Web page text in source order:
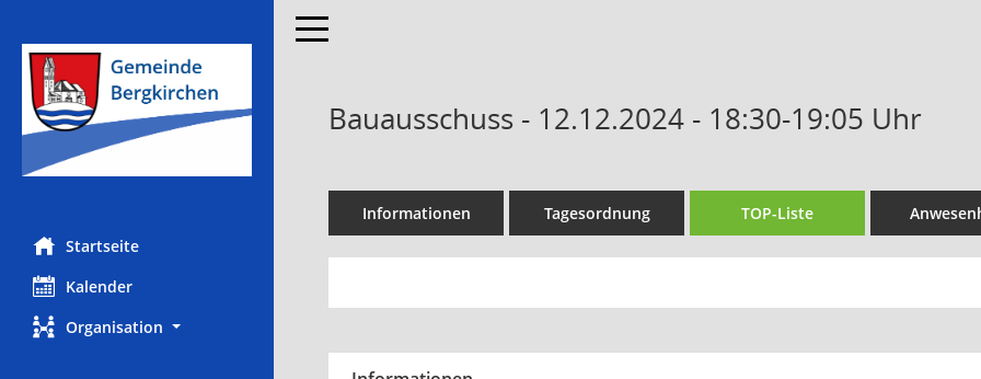
Startseite
Kalender
Organisation
Toggle navigation
Bauausschuss - 12.12.2024 - 18:30-19:05 Uhr
Informationen Tagesordnung TOP-Liste